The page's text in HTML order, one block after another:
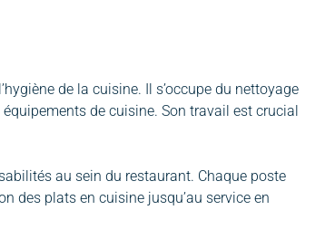
de la cuisine. Il s’occupe du nettoyage
de cuisine. Son travail est crucial
au sein du restaurant. Chaque poste
des plats en cuisine jusqu’au service en